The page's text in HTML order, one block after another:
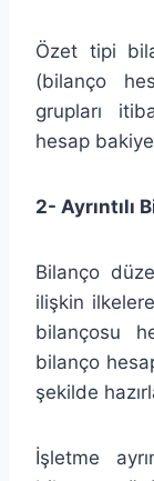
Özet tipi
(bilanço
grupları
hesap
2- Ayrıntılı
Bilanço
ilişkin
bilançosu
bilanço
şekilde
İşletme